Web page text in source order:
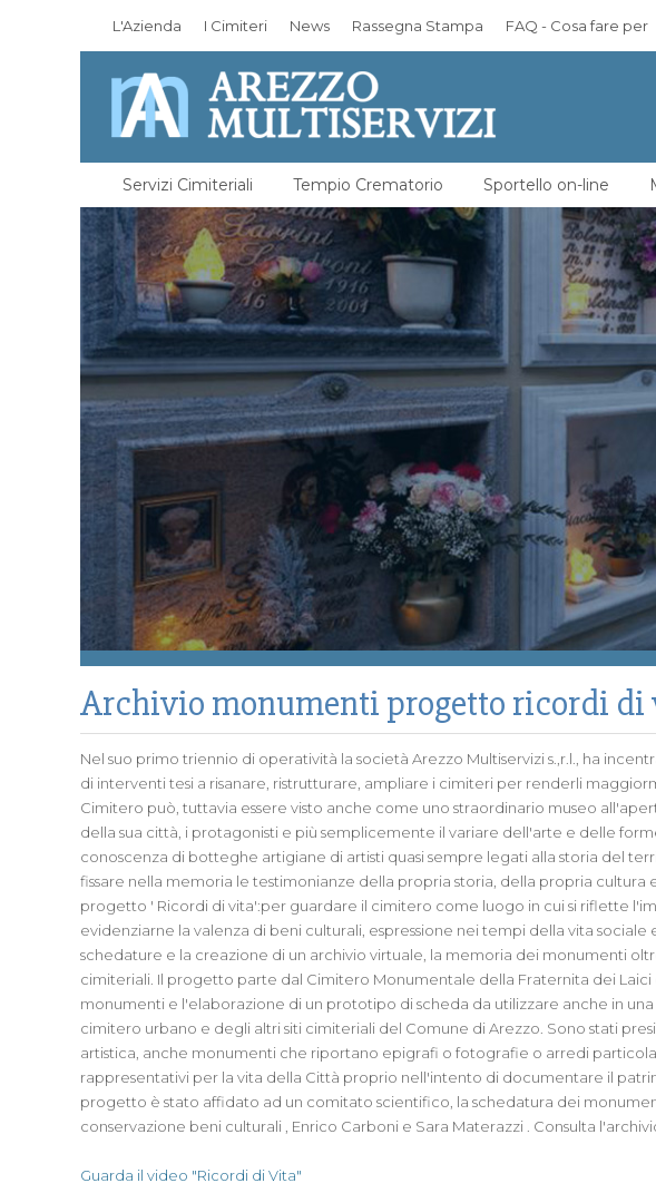
L'Azienda I Cimiteri News Rassegna Stampa FAQ - Cosa fare per
Servizi Cimiteriali Tempio Crematorio Sportello on-line
Archivio monumenti progetto ricordi
Nel suo primo triennio di operatività la società Arezzo Multiservizi s.,r.l., ha
di interventi tesi a risanare, ristrutturare, ampliare i cimiteri per renderli
Cimitero può, tuttavia essere visto anche come uno straordinario museo
della sua città, i protagonisti e più semplicemente il variare dell'arte e delle
conoscenza di botteghe artigiane di artisti quasi sempre legati alla storia del
fissare nella memoria le testimonianze della propria storia, della propria
progetto ' Ricordi di vita':per guardare il cimitero come luogo in cui si riflette
evidenziarne la valenza di beni culturali, espressione nei tempi della vita
schedature e la creazione di un archivio virtuale, la memoria dei monumenti
cimiteriali. Il progetto parte dal Cimitero Monumentale della Fraternita dei
monumenti e l'elaborazione di un prototipo di scheda da utilizzare anche in una
cimitero urbano e degli altri siti cimiteriali del Comune di Arezzo. Sono stati
artistica, anche monumenti che riportano epigrafi o fotografie o arredi
rappresentativi per la vita della Città proprio nell'intento di documentare il
progetto è stato affidato ad un comitato scientifico, la schedatura dei
conservazione beni culturali , Enrico Carboni e Sara Materazzi . Consulta
Guarda il video "Ricordi di Vita"